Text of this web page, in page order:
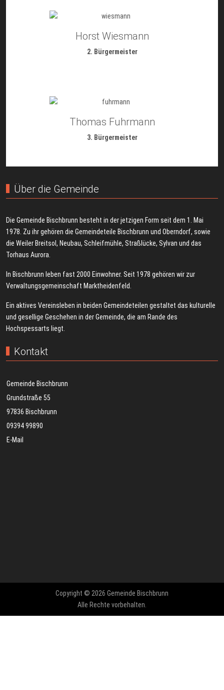
Horst Wiesmann
2. Bürgermeister
Thomas Fuhrmann
3. Bürgermeister
Über die Gemeinde
Die Gemeinde Bischbrunn besteht in der jetzigen Form seit dem 1. Mai
1978. Zu ihr gehören die Gemeindeteile Bischbrunn und Oberndorf, sowie
die Weiler Breitsol, Neubau, Schleifmühle, Straßlücke, Sylvan und das
Torhaus Aurora.
In Bischbrunn leben fast 2000 Einwohner. Seit 1978 gehören wir zur
Verwaltungsgemeinschaft Marktheidenfeld.
Ein aktives Vereinsleben in beiden Gemeindeteilen gestaltet das kulturelle
und gesellige Geschehen in der Gemeinde, die am Rande des
Hochspessarts liegt.
Kontakt
Gemeinde Bischbrunn
Grundstraße 55
97836 Bischbrunn
09394 99890
E-Mail
Copyright © 2026 Gemeinde Bischbrunn
Alle Rechte vorbehalten.